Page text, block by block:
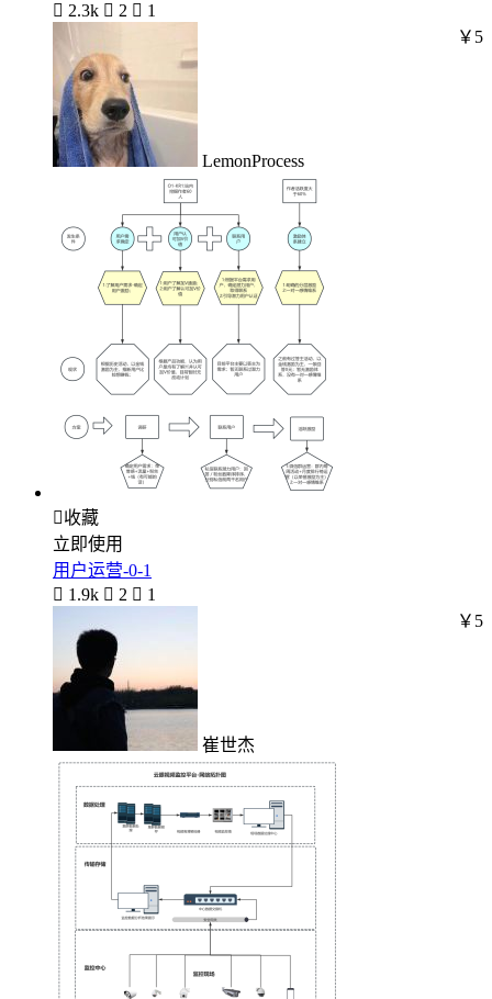
 2.3k  2  1
LemonProcess
￥5
收藏
立即使用
用户运营-0-1
 1.9k  2  1
崔世杰
￥5